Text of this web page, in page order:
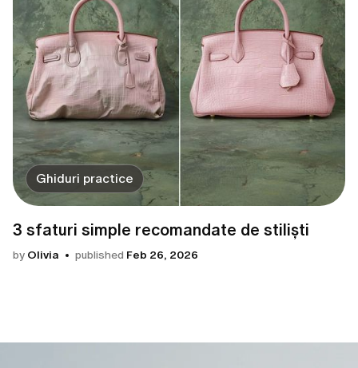
Ghiduri practice
3 sfaturi simple recomandate de stiliști
by Olivia published Feb 26, 2026